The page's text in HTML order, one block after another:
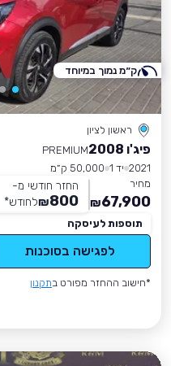
ראשון לציון
פיג'ו 2008
PREMIUM
2021 יד 1
50,000 ק״מ
מחיר
67,900
₪
החזר חודשי מ-
800
₪לחודש*
תוספות לעיסקה
לפגישה בסוכנות
*חישוב ההחזר מפורט בתקנון
ק״מ נמוך במיוחד